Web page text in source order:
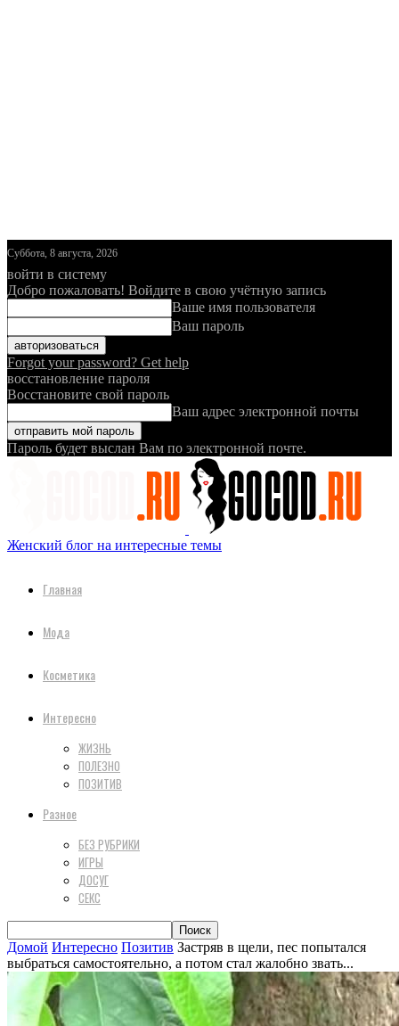
Суббота, 8 августа, 2026
войти в систему
Добро пожаловать! Войдите в свою учётную запись
Ваше имя пользователя
Ваш пароль
Forgot your password? Get help
восстановление пароля
Восстановите свой пароль
Ваш адрес электронной почты
Пароль будет выслан Вам по электронной почте.
Женский блог на интересные темы
Главная
Мода
Косметика
Интересно
ЖИЗНЬ
ПОЛЕЗНО
ПОЗИТИВ
Разное
БЕЗ РУБРИКИ
ИГРЫ
ДОСУГ
СЕКС
Домой Интересно Позитив Застряв в щели, пес попытался
выбраться самостоятельно, а потом стал жалобно звать...